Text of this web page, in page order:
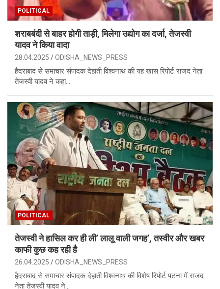
POLITICAL
शराबबंदी से बाहर होगी ताड़ी, मिलेगा उद्योग का दर्जा, तेजस्वी
यादव ने किया वादा
28.04.2025 ODISHA_NEWS_PRESS
हैदराबाद से समाचार संपादक देहाती विश्वनाथ की यह खास रिपोर्ट राजद नेता
तेजस्वी यादव ने कहा…
POLITICAL
तेजस्वी ने हासिल कर ही ली’ लालू वाली जगह’, तस्वीर और खबर
काफी कुछ कह रही है
26.04.2025 ODISHA_NEWS_PRESS
हैदराबाद से समाचार संपादक देहाती विश्वनाथ की विशेष रिपोर्ट पटना में राजद
नेता तेजस्वी यादव ने…